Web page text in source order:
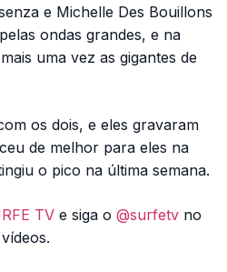
e Michelle Des Bouillons
ondas grandes, e na
uma vez as gigantes de
os dois, e eles gravaram
de melhor para eles na
o pico na última semana.
TV e siga o @surfetv no